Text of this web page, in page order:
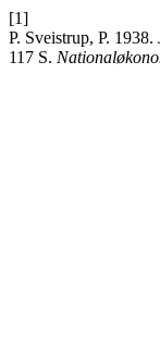
[1]
P. Sveistrup, P.
117 S.